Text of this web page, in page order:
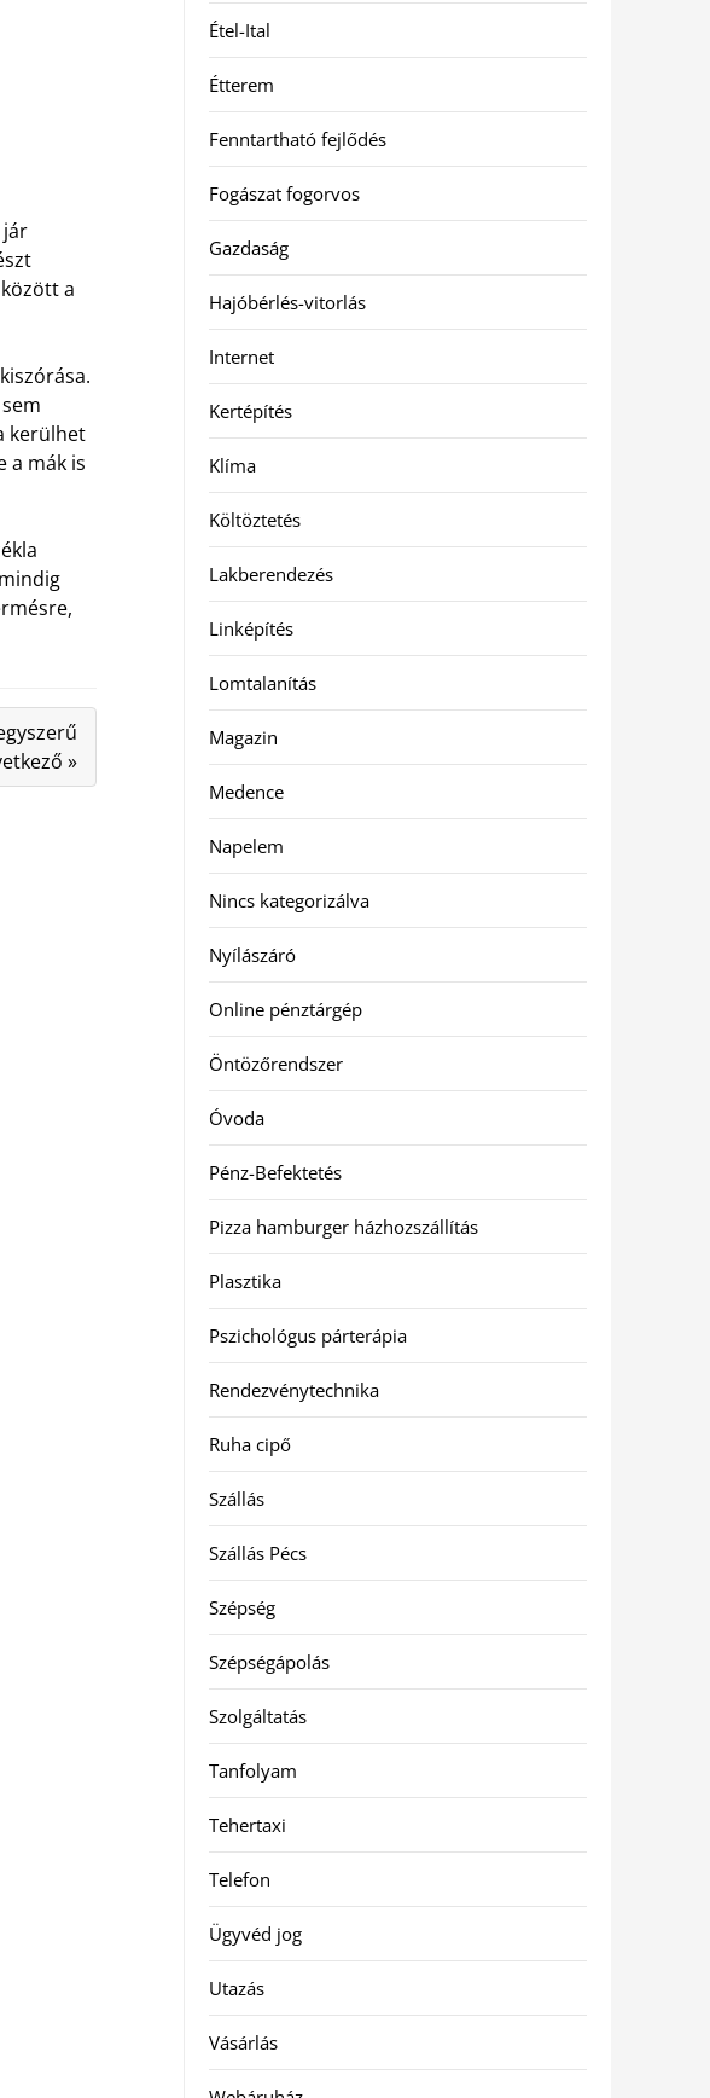
jár
a
kerülhet
a mák is
»
Étel-Ital
Étterem
Fenntartható fejlődés
Fogászat fogorvos
Gazdaság
Hajóbérlés-vitorlás
Internet
Kertépítés
Klíma
Költöztetés
Lakberendezés
Linképítés
Lomtalanítás
Magazin
Medence
Napelem
Nincs kategorizálva
Nyílászáró
Online pénztárgép
Öntözőrendszer
Óvoda
Pénz-Befektetés
Pizza hamburger házhozszállítás
Plasztika
Pszichológus párterápia
Rendezvénytechnika
Ruha cipő
Szállás
Szállás Pécs
Szépség
Szépségápolás
Szolgáltatás
Tanfolyam
Tehertaxi
Telefon
Ügyvéd jog
Utazás
Vásárlás